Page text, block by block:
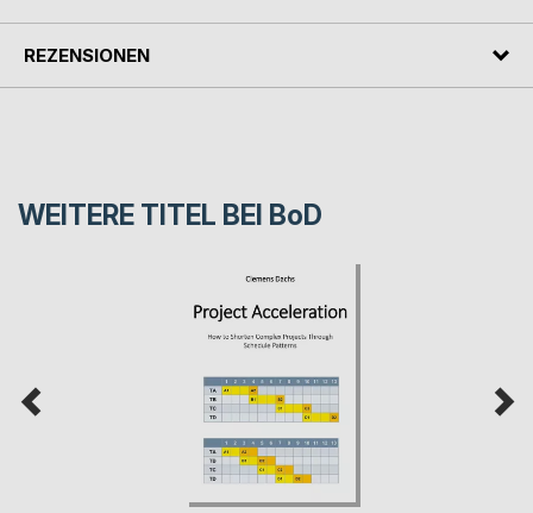
REZENSIONEN
WEITERE TITEL BEI BoD